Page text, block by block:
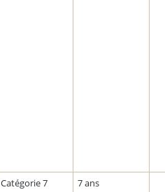
Catégorie 7 7 ans